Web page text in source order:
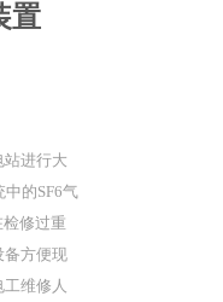
置
站进行大
中的SF6气
修过重
备方便现
维修人